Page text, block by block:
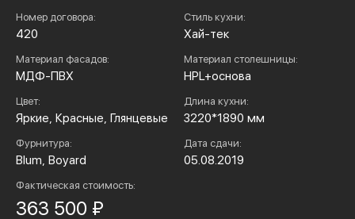
Номер договора:
420
Стиль кухни:
Хай-тек
Материал фасадов:
МДФ-ПВХ
Материал столешницы:
HPL+основа
Цвет:
Яркие, Красные, Глянцевые
Длина кухни:
3220*1890 мм
Фурнитура:
Blum, Boyard
Дата сдачи:
05.08.2019
Фактическая стоимость:
363 500 ₽